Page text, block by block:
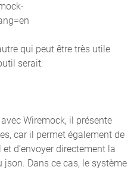
qui peut être très utile
serait:
Wiremock, il présente
car il permet également de
et d’envoyer directement la
Dans ce cas, le système